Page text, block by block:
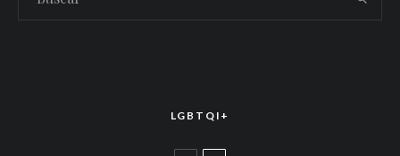
LGBTQI+